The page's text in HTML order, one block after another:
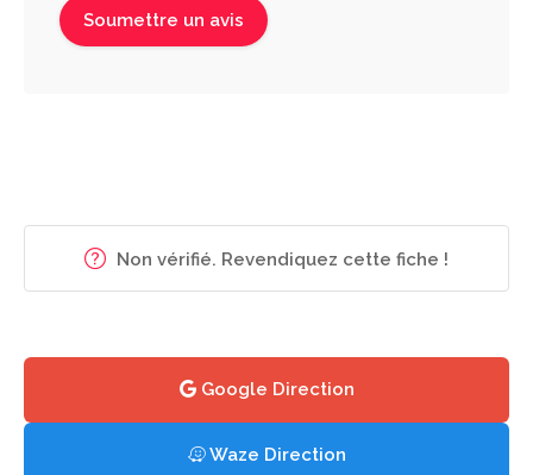
Non vérifié. Revendiquez cette fiche !
Google Direction
Waze Direction